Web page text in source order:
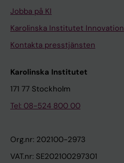
Jobba på KI
Karolinska Institutet Innovation
Kontakta presstjänsten
Karolinska Institutet
171 77 Stockholm
Tel: 08-524 800 00
Org.nr: 202100-2973
VAT.nr: SE202100297301